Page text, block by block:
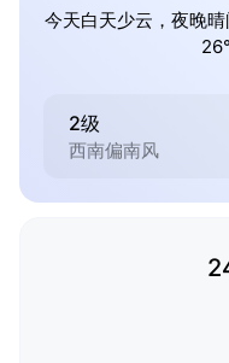
今天白天少云，夜晚
2级
西南偏南风